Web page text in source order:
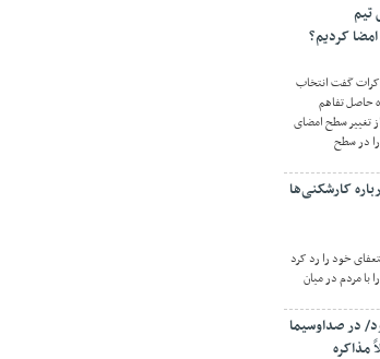
تیم
کردیم؟
گفت انتخاب
حاصل تفاهم
تغییر سطح امضای
را در سطح
کارشکنی‌ها
خود را رد کرد
با مردم در میان
در صداوسیما
مذاکره